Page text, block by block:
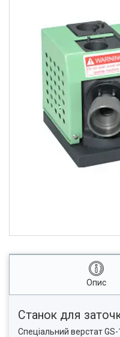
Опис
Станок для
Спеціальний верстат